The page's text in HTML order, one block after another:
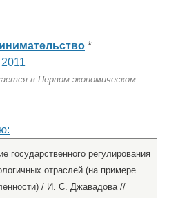
*
в Первом экономическом
регулирования
отраслей (на примере
/ И. С. Джавадова //